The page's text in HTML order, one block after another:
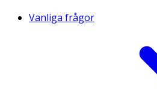
Vanliga frågor